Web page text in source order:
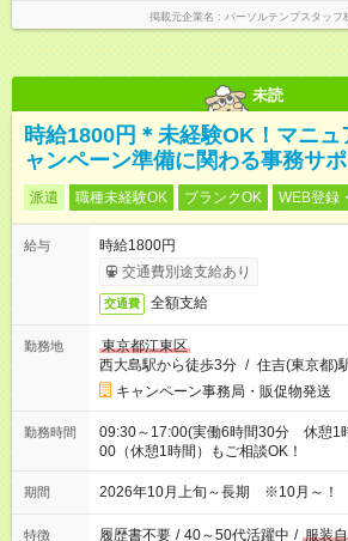
掲載元企業名 パーソルテンプスタッフ
未読
時給1800円＊未経験OK！マニュ
ャンペーン準備に関わる事務サポ
派遣 職種未経験OK ブランクOK WEB登録
給与
時給1800円
交通費別途支給あり
交通費 全額支給
勤務地
東京都江東区
西大島駅から徒歩3分 / 住吉(東京都)
キャンペーン事務局・販促物発送
勤務時間
09:30～17:00(実働6時間30分 休憩1
00（休憩1時間）もご相談OK！
期間 2026年10月上旬～長期 ※10月～！
特徴 履歴書不要 / 40～50代活躍中 / 服装